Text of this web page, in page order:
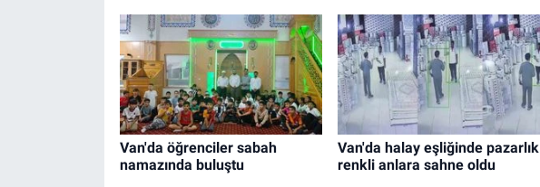
Van'da öğrenciler sabah
namazında buluştu
Van'da halay eşliğinde pazarlık
renkli anlara sahne oldu